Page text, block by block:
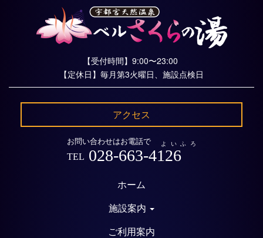
【受付時間】9:00〜23:00
【定休日】毎月第3火曜日、施設点検日
アクセス
お問い合わせはお電話で よいふろ
TEL 028-663-4126
ホーム
施設案内
ご利用案内